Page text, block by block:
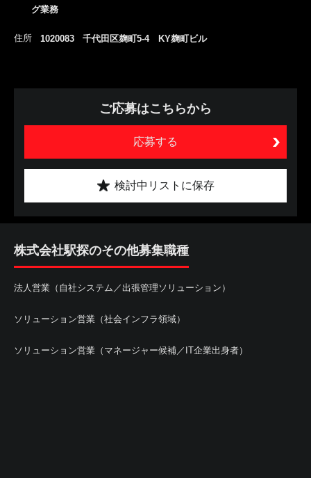
グ業務
住所 1020083 千代田区麹町5-4 KY麹町ビル
ご応募はこちらから
応募する
検討中リストに保存
株式会社駅探のその他募集職種
法人営業（自社システム／出張管理ソリューション）
ソリューション営業（社会インフラ領域）
ソリューション営業（マネージャー候補／IT企業出身者）